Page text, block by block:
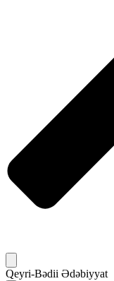
Qeyri-Bədii Ədəbiyyat